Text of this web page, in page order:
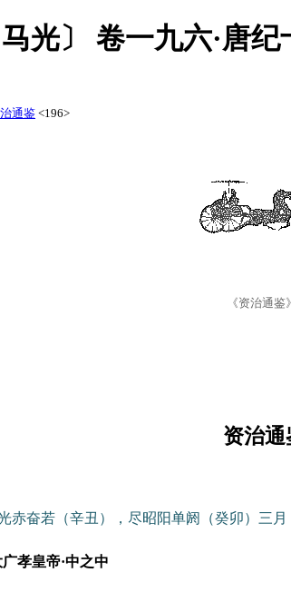
马光〕 卷一九六·
通鉴 <196>
《资治通
资治
光赤奋若（辛丑），尽昭阳单阏（癸卯）三月
孝皇帝·中之中